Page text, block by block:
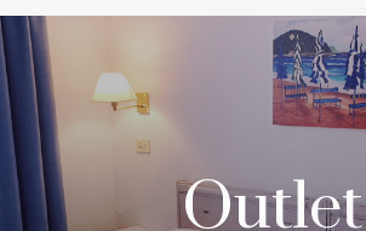
Outlet